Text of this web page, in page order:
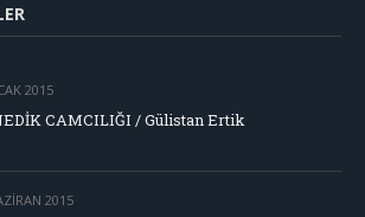
2015
CAMCILIĞI / Gülistan Ertik
2015